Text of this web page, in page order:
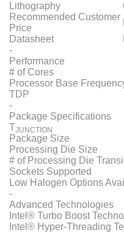
Lithography
Recommended Customer
Price
Datasheet
-
Performance
# of Cores
Processor Base
TDP
-
Package Specifications
TJUNCTION
Package Size
Processing Die Size
# of Processing Die
Sockets Supported
Low Halogen Options
-
Advanced Technologies
Intel® Turbo Boost
Intel® Hyper-Threading